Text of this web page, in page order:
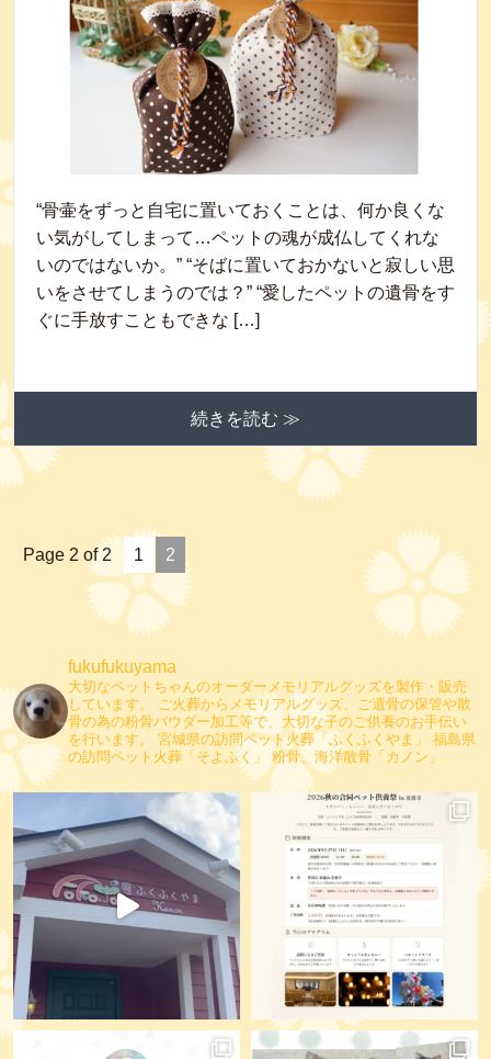
“骨壷をずっと自宅に置いておくことは、何か良くな
い気がしてしまって…ペットの魂が成仏してくれな
いのではないか。” “そばに置いておかないと寂しい思
いをさせてしまうのでは？” “愛したペットの遺骨をす
ぐに手放すこともできな […]
続きを読む ≫
Page 2 of 2 1 2
fukufukuyama
大切なペットちゃんのオーダーメモリアルグッズを製作・販売
しています。
ご火葬からメモリアルグッズ、ご遺骨の保管や散
骨の為の粉骨パウダー加工等で、大切な子のご供養のお手伝い
を行います。
宮城県の訪問ペット火葬「ふくふくやま」
福島県
の訪問ペット火葬「そよふく」
粉骨、海洋散骨「カノン」